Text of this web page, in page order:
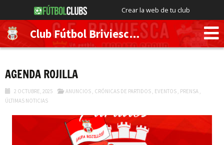
Crear la web de tu club
Club Fútbol Briviesca Morato Group
AGENDA ROJILLA
2 OCTUBRE, 2025 ANUNCIOS , CRÓNICAS DE PARTIDOS , EVENTOS , PRENSA ,
ÚLTIMAS NOTICIAS